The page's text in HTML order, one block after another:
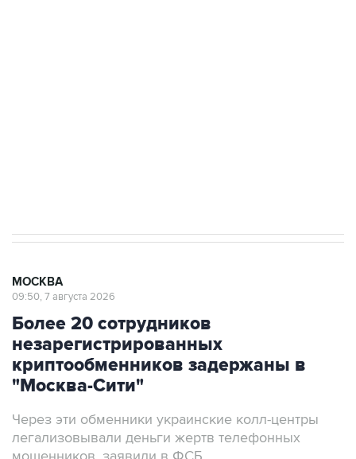
Более 20 сотрудников
незарегистрированных
криптообменников задержаны в
"Москва-Сити"
Через эти обменники украинские колл-центры
мошенников, заявили в ФСБ